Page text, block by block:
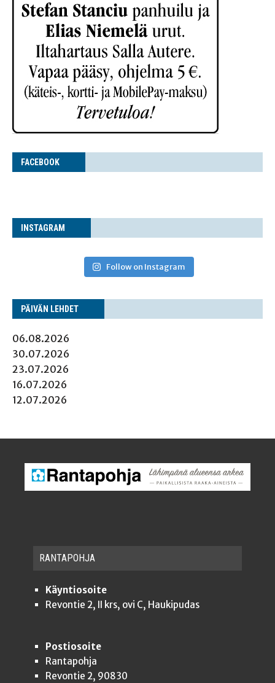
FACE­BOOK
INS­TA­GRAM
Follow on Instagram
PÄI­VÄN LEHDET
06.08.2026
30.07.2026
23.07.2026
16.07.2026
12.07.2026
RAN­TA­POH­JA
Käyntiosoite
Revontie 2, II krs, ovi C, Haukipudas
Postiosoite
Rantapohja
Revontie 2, 90830